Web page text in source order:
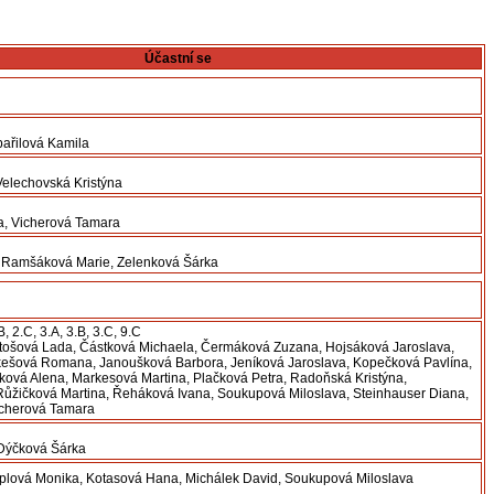
Účastní se
Kamila
Kristýna
Vicherová Tamara
Marie, Zelenková Šárka
2.C, 3.A, 3.B, 3.C, 9.C
Lada, Částková Michaela, Čermáková Zuzana, Hojsáková Jaroslava,
Romana, Janoušková Barbora, Jeníková Jaroslava, Kopečková Pavlína,
Alena, Markesová Martina, Plačková Petra, Radoňská Kristýna,
Martina, Řeháková Ivana, Soukupová Miloslava, Steinhauser Diana,
Tamara
Šárka
Monika, Kotasová Hana, Michálek David, Soukupová Miloslava